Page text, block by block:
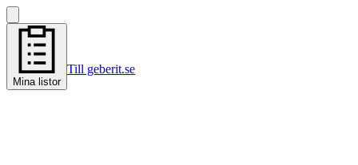
Mina listor
Till geberit.se